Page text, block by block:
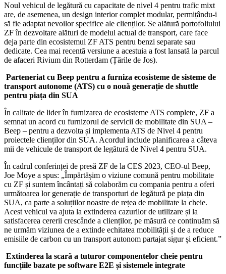
Noul vehicul de legătură cu capacitate de nivel 4 pentru trafic mixt
are, de asemenea, un design interior complet modular, permițându-i
să fie adaptat nevoilor specifice ale clienților. Se alătură portofoliului
ZF în dezvoltare alături de modelul actual de transport, care face
deja parte din ecosistemul ZF ATS pentru benzi separate sau
dedicate. Cea mai recentă versiune a acestuia a fost lansată la parcul
de afaceri Rivium din Rotterdam (Țările de Jos).
Parteneriat cu Beep pentru a furniza ecosisteme de sisteme de
transport autonome (ATS) cu o nouă generație de shuttle
pentru piața din SUA
În calitate de lider în furnizarea de ecosisteme ATS complete, ZF a
semnat un acord cu furnizorul de servicii de mobilitate din SUA –
Beep – pentru a dezvolta și implementa ATS de Nivel 4 pentru
proiectele clienților din SUA. Acordul include planificarea a câteva
mii de vehicule de transport de legătură de Nivel 4 pentru SUA.
În cadrul conferinței de presă ZF de la CES 2023, CEO-ul Beep,
Joe Moye a spus: „Împărtășim o viziune comună pentru mobilitate
cu ZF și suntem încântați să colaborăm cu compania pentru a oferi
următoarea lor generație de transporturi de legătură pe piața din
SUA, ca parte a soluțiilor noastre de rețea de mobilitate la cheie.
Acest vehicul va ajuta la extinderea cazurilor de utilizare și la
satisfacerea cererii crescânde a clienților, pe măsură ce continuăm să
ne urmăm viziunea de a extinde echitatea mobilității și de a reduce
emisiile de carbon cu un transport autonom partajat sigur și eficient.”
Extinderea la scară a tuturor componentelor cheie pentru
funcțiile bazate pe software E2E și sistemele integrate